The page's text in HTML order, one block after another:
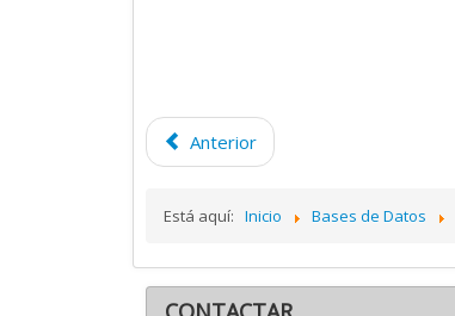
Anterior
Está aquí: Inicio Bases de Datos